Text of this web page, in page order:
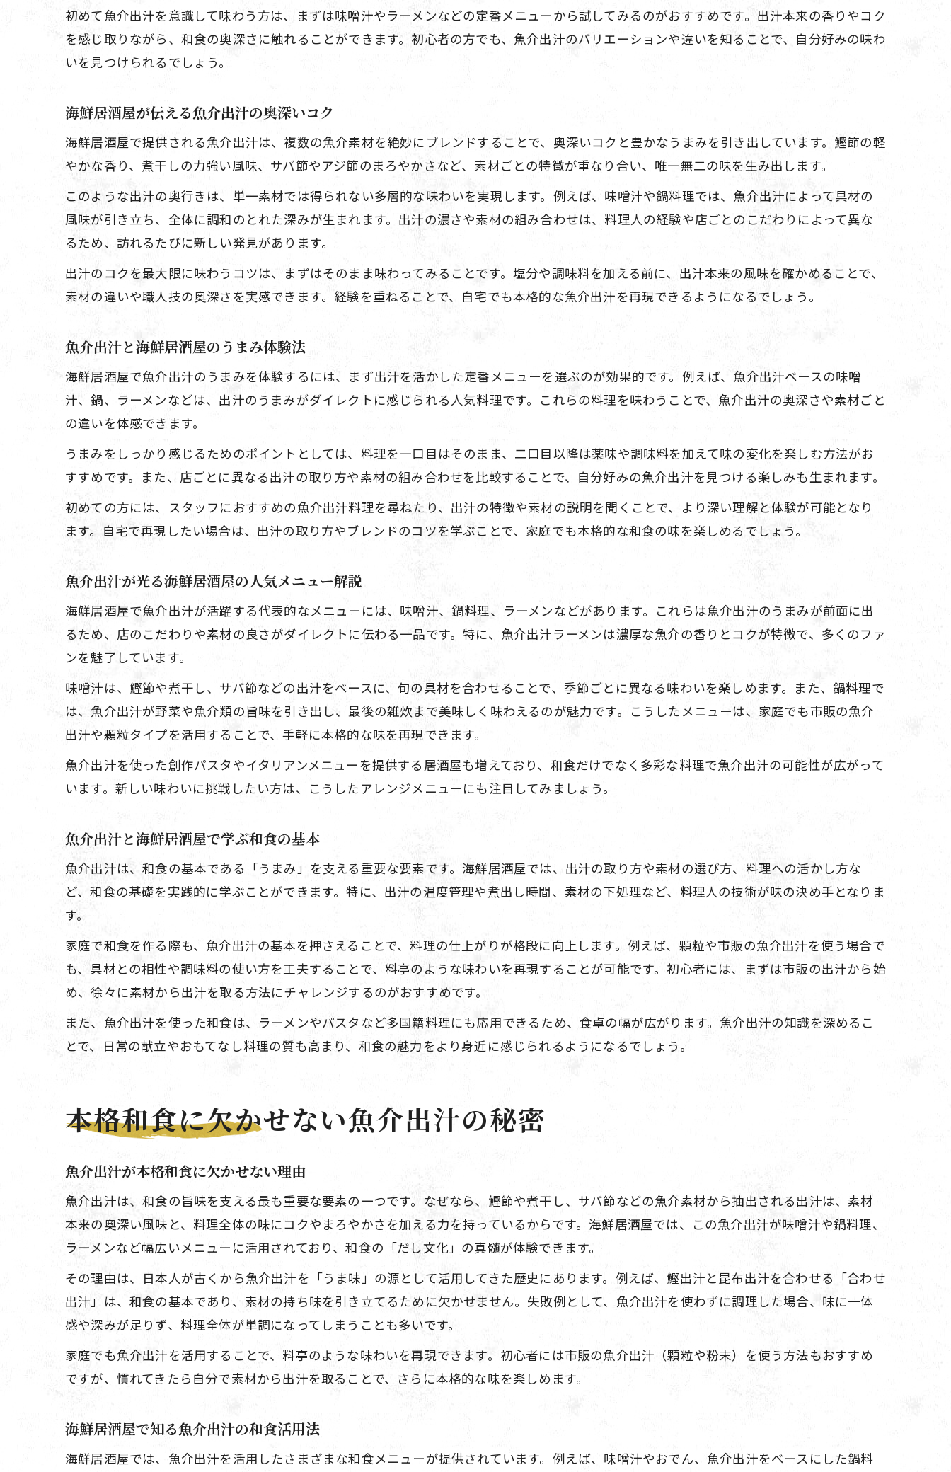
海鮮居酒屋流魚介出汁の効かせ方を解説
魚介出汁で広がる和食のバリエーション
海鮮居酒屋流魚介出汁の取り方ポイント
魚介出汁の作り方と失敗しないコツを紹介
毎日の和食を彩る魚介出汁の家庭活用法
魚介出汁を手軽に家庭で味わうコツ
魚介出汁が引き立つラーメンの美味しさ体験
鍋料理で感じる魚介出汁の深い旨味の秘密
魚介出汁が主役のラーメンと鍋の楽しみ方
出汁の種類と違いを知れば味が変わる
海鮮居酒屋で学ぶ魚介出汁の種類と特徴
魚介出汁の素材別風味の違いを楽しむ
本格和食に活きる魚介出汁の選び方
魚介出汁が料理ごとに変わる理由とコツ
初めて魚介出汁を意識して味わう方は、まずは味噌汁やラーメンなどの定番メニューから試してみるのがおすすめです。出汁本来の香りやコク
を感じ取りながら、和食の奥深さに触れることができます。初心者の方でも、魚介出汁のバリエーションや違いを知ることで、自分好みの味わ
いを見つけられるでしょう。
海鮮居酒屋が伝える魚介出汁の奥深いコク
海鮮居酒屋で提供される魚介出汁は、複数の魚介素材を絶妙にブレンドすることで、奥深いコクと豊かなうまみを引き出しています。鰹節の軽
やかな香り、煮干しの力強い風味、サバ節やアジ節のまろやかさなど、素材ごとの特徴が重なり合い、唯一無二の味を生み出します。
このような出汁の奥行きは、単一素材では得られない多層的な味わいを実現します。例えば、味噌汁や鍋料理では、魚介出汁によって具材の
風味が引き立ち、全体に調和のとれた深みが生まれます。出汁の濃さや素材の組み合わせは、料理人の経験や店ごとのこだわりによって異な
るため、訪れるたびに新しい発見があります。
出汁のコクを最大限に味わうコツは、まずはそのまま味わってみることです。塩分や調味料を加える前に、出汁本来の風味を確かめることで、
素材の違いや職人技の奥深さを実感できます。経験を重ねることで、自宅でも本格的な魚介出汁を再現できるようになるでしょう。
魚介出汁と海鮮居酒屋のうまみ体験法
海鮮居酒屋で魚介出汁のうまみを体験するには、まず出汁を活かした定番メニューを選ぶのが効果的です。例えば、魚介出汁ベースの味噌
汁、鍋、ラーメンなどは、出汁のうまみがダイレクトに感じられる人気料理です。これらの料理を味わうことで、魚介出汁の奥深さや素材ごと
の違いを体感できます。
うまみをしっかり感じるためのポイントとしては、料理を一口目はそのまま、二口目以降は薬味や調味料を加えて味の変化を楽しむ方法がお
すすめです。また、店ごとに異なる出汁の取り方や素材の組み合わせを比較することで、自分好みの魚介出汁を見つける楽しみも生まれます。
初めての方には、スタッフにおすすめの魚介出汁料理を尋ねたり、出汁の特徴や素材の説明を聞くことで、より深い理解と体験が可能となり
ます。自宅で再現したい場合は、出汁の取り方やブレンドのコツを学ぶことで、家庭でも本格的な和食の味を楽しめるでしょう。
魚介出汁が光る海鮮居酒屋の人気メニュー解説
海鮮居酒屋で魚介出汁が活躍する代表的なメニューには、味噌汁、鍋料理、ラーメンなどがあります。これらは魚介出汁のうまみが前面に出
るため、店のこだわりや素材の良さがダイレクトに伝わる一品です。特に、魚介出汁ラーメンは濃厚な魚介の香りとコクが特徴で、多くのファ
ンを魅了しています。
味噌汁は、鰹節や煮干し、サバ節などの出汁をベースに、旬の具材を合わせることで、季節ごとに異なる味わいを楽しめます。また、鍋料理で
は、魚介出汁が野菜や魚介類の旨味を引き出し、最後の雑炊まで美味しく味わえるのが魅力です。こうしたメニューは、家庭でも市販の魚介
出汁や顆粒タイプを活用することで、手軽に本格的な味を再現できます。
魚介出汁を使った創作パスタやイタリアンメニューを提供する居酒屋も増えており、和食だけでなく多彩な料理で魚介出汁の可能性が広がって
います。新しい味わいに挑戦したい方は、こうしたアレンジメニューにも注目してみましょう。
魚介出汁と海鮮居酒屋で学ぶ和食の基本
魚介出汁は、和食の基本である「うまみ」を支える重要な要素です。海鮮居酒屋では、出汁の取り方や素材の選び方、料理への活かし方な
ど、和食の基礎を実践的に学ぶことができます。特に、出汁の温度管理や煮出し時間、素材の下処理など、料理人の技術が味の決め手となりま
す。
家庭で和食を作る際も、魚介出汁の基本を押さえることで、料理の仕上がりが格段に向上します。例えば、顆粒や市販の魚介出汁を使う場合で
も、具材との相性や調味料の使い方を工夫することで、料亭のような味わいを再現することが可能です。初心者には、まずは市販の出汁から始
め、徐々に素材から出汁を取る方法にチャレンジするのがおすすめです。
また、魚介出汁を使った和食は、ラーメンやパスタなど多国籍料理にも応用できるため、食卓の幅が広がります。魚介出汁の知識を深めるこ
とで、日常の献立やおもてなし料理の質も高まり、和食の魅力をより身近に感じられるようになるでしょう。
本格和食に欠かせない魚介出汁の秘密
魚介出汁が本格和食に欠かせない理由
魚介出汁は、和食の旨味を支える最も重要な要素の一つです。なぜなら、鰹節や煮干し、サバ節などの魚介素材から抽出される出汁は、素材
本来の奥深い風味と、料理全体の味にコクやまろやかさを加える力を持っているからです。海鮮居酒屋では、この魚介出汁が味噌汁や鍋料理、
ラーメンなど幅広いメニューに活用されており、和食の「だし文化」の真髄が体験できます。
その理由は、日本人が古くから魚介出汁を「うま味」の源として活用してきた歴史にあります。例えば、鰹出汁と昆布出汁を合わせる「合わせ
出汁」は、和食の基本であり、素材の持ち味を引き立てるために欠かせません。失敗例として、魚介出汁を使わずに調理した場合、味に一体
感や深みが足りず、料理全体が単調になってしまうことも多いです。
家庭でも魚介出汁を活用することで、料亭のような味わいを再現できます。初心者には市販の魚介出汁（顆粒や粉末）を使う方法もおすすめ
ですが、慣れてきたら自分で素材から出汁を取ることで、さらに本格的な味を楽しめます。
海鮮居酒屋で知る魚介出汁の和食活用法
海鮮居酒屋では、魚介出汁を活用したさまざまな和食メニューが提供されています。例えば、味噌汁やおでん、魚介出汁をベースにした鍋料